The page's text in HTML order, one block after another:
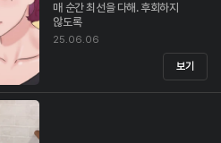
매 순간 최선을 다해. 후회하지
않도록
25.06.06
보기